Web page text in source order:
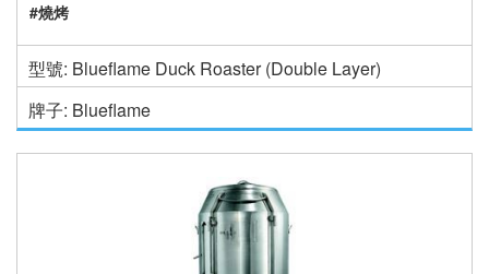
#燒烤
型號: Blueflame Duck Roaster (Double Layer)
牌子: Blueflame